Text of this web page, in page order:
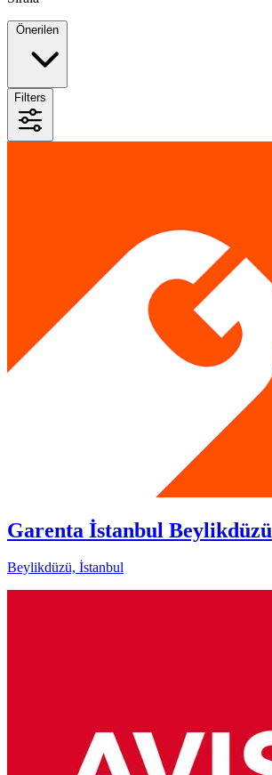
Filters
Garenta İstanbul Beylikdüzü
Beylikdüzü, İstanbul